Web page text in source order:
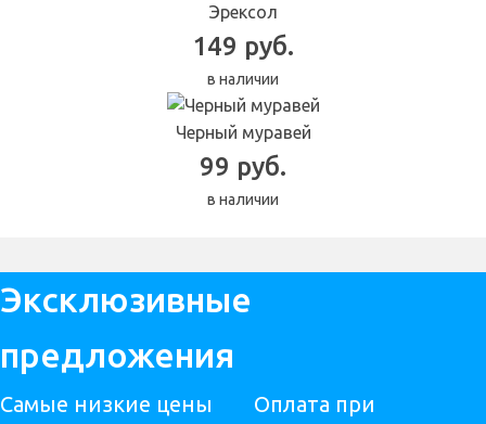
Эрексол
149 руб.
в наличии
Черный муравей
99 руб.
в наличии
Эксклюзивные
предложения
Самые низкие цены
Оплата при